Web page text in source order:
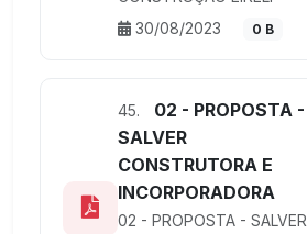
30/08/2023
0 B
45.
02 - PROPOSTA -
SALVER
CONSTRUTORA E
INCORPORADORA
02 - PROPOSTA - SALVER